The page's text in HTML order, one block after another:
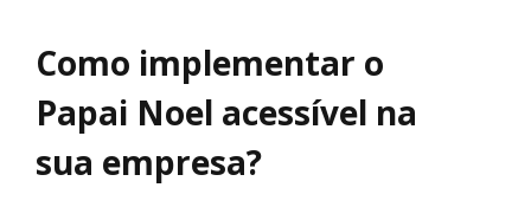
Como implementar o
Papai Noel acessível na
sua empresa?